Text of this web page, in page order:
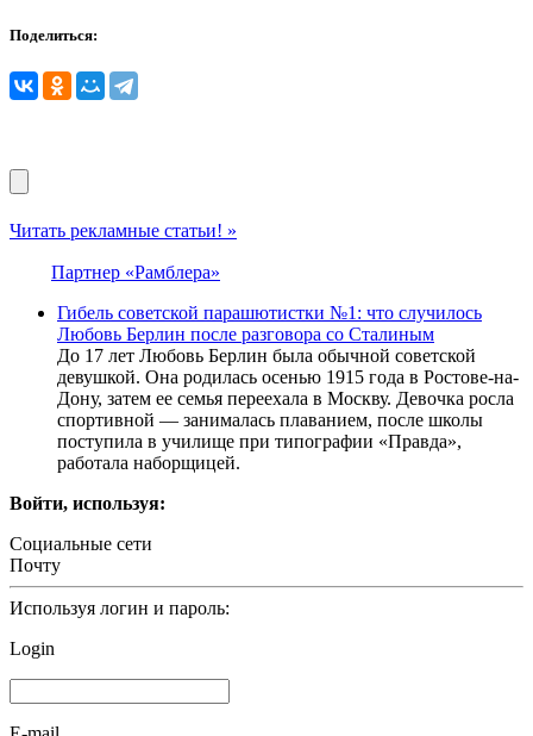
Поделиться:
Читать рекламные статьи! »
Партнер «Рамблера»
Гибель советской парашютистки №1: что случилось
Любовь Берлин после разговора со Сталиным
До 17 лет Любовь Берлин была обычной советской
девушкой. Она родилась осенью 1915 года в Ростове-на-
Дону, затем ее семья переехала в Москву. Девочка росла
спортивной — занималась плаванием, после школы
поступила в училище при типографии «Правда»,
работала наборщицей.
Войти, используя:
Социальные сети
Почту
Используя логин и пароль:
Login